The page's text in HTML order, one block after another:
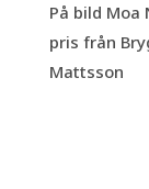
På bild
pris från
Mattsson